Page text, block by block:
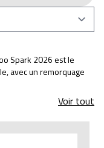
Spark 2026 est le
avec un remorquage
Voir tout